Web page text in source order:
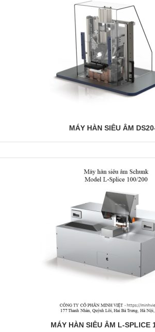
MÁY HÀN SIÊU ÂM
MÁY HÀN SIÊU ÂM L-SPLICE